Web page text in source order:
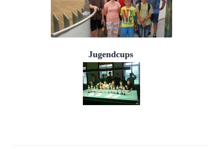
Jugendcups